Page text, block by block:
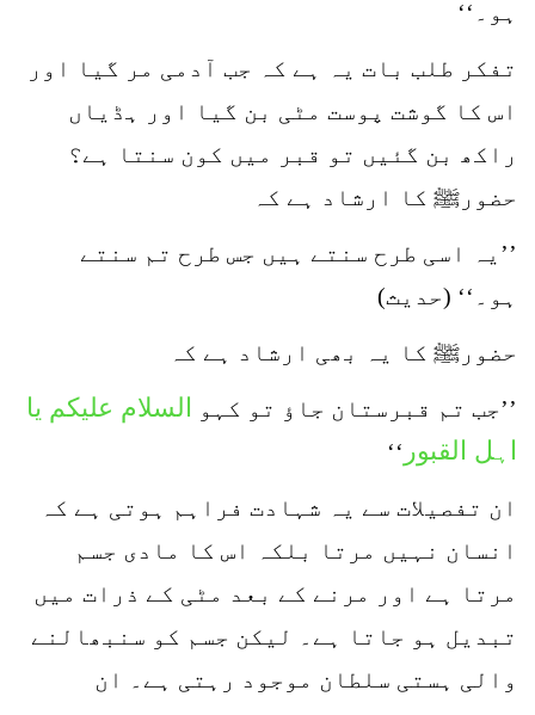
ہو۔‘‘
تفکر طلب بات یہ ہے کہ جب آدمی مر گیا اور
اس کا گوشت پوست مٹی بن گیا اور ہڈیاں
راکھ بن گئیں تو قبر میں کون سنتا ہے؟
حضورﷺ کا ارشاد ہے کہ
’’یہ اسی طرح سنتے ہیں جس طرح تم سنتے
ہو۔‘‘ (حدیث)
حضورﷺ کا یہ بھی ارشاد ہے کہ
’’جب تم قبرستان جاؤ تو کہو السلام علیکم یا
اہل القبور ‘‘
ان تفصیلات سے یہ شہادت فراہم ہوتی ہے کہ
انسان نہیں مرتا بلکہ اس کا مادی جسم
مرتا ہے اور مرنے کے بعد مٹی کے ذرات میں
تبدیل ہو جاتا ہے۔ لیکن جسم کو سنبھالنے
والی ہستی سلطان موجود رہتی ہے۔ ان